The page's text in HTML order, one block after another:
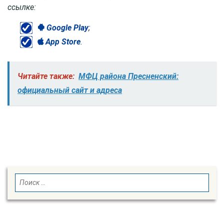
ссылке:
Google Play;
App Store.
Читайте также: МФЦ района Пресненский:
официальный сайт и адреса
Search
for:
SEARCH